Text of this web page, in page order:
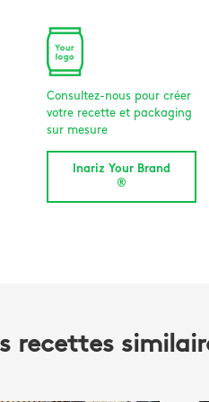
Consultez-nous pour créer
votre recette et packaging
sur mesure
Inariz Your Brand
®
recettes